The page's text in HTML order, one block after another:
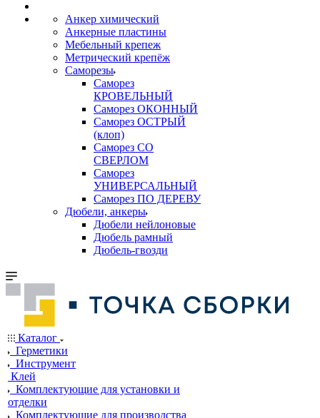
Анкер химический
Анкерные пластины
Мебельный крепеж
Метрический крепёж
Саморезы
Саморез
КРОВЕЛЬНЫЙ
Саморез ОКОННЫЙ
Саморез ОСТРЫЙ
(клоп)
Саморез СО
СВЕРЛОМ
Саморез
УНИВЕРСАЛЬНЫЙ
Саморез ПО ДЕРЕВУ
Дюбели, анкеры
Дюбели нейлоновые
Дюбель рамный
Дюбель-гвозди
Каталог
Герметики
Инструмент
Клей
Комплектующие для установки и
отделки
Комплектующие для производства